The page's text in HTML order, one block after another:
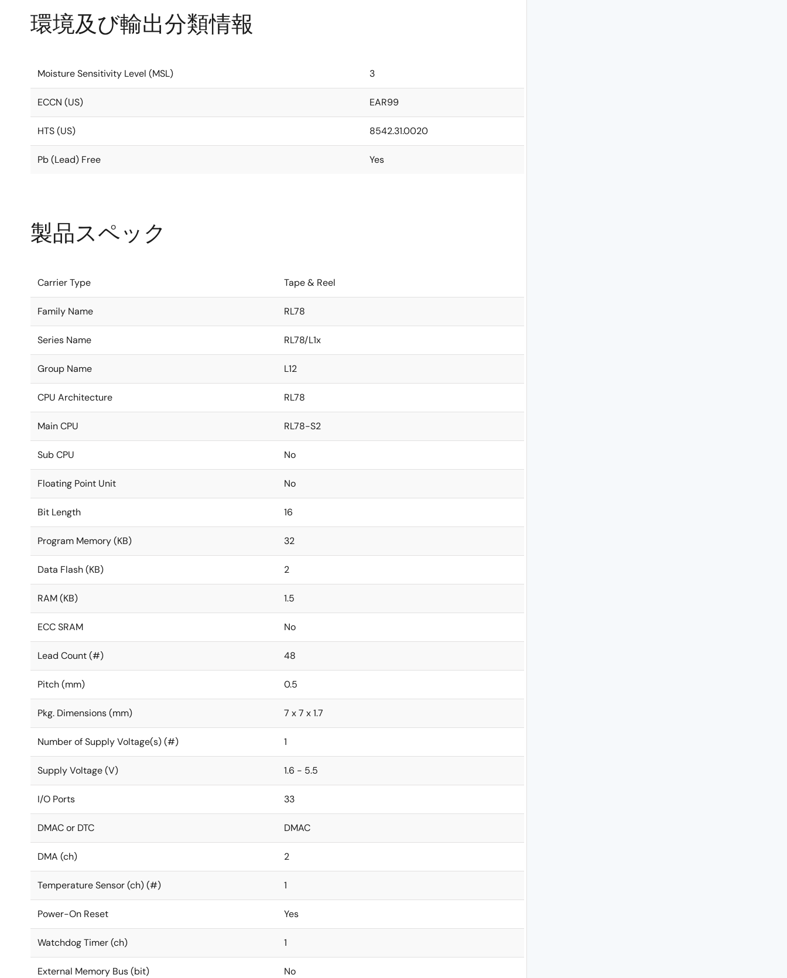
環境及び輸出分類情報
Moisture Sensitivity Level (MSL) 3
ECCN (US) EAR99
HTS (US) 8542.31.0020
Pb (Lead) Free Yes
製品スペック
Carrier Type Tape & Reel
Family Name RL78
Series Name RL78/L1x
Group Name L12
CPU Architecture RL78
Main CPU RL78-S2
Sub CPU No
Floating Point Unit No
Bit Length 16
Program Memory (KB) 32
Data Flash (KB) 2
RAM (KB) 1.5
ECC SRAM No
Lead Count (#) 48
Pitch (mm) 0.5
Pkg. Dimensions (mm) 7 x 7 x 1.7
Number of Supply Voltage(s) (#) 1
Supply Voltage (V) 1.6 - 5.5
I/O Ports 33
DMAC or DTC DMAC
DMA (ch) 2
Temperature Sensor (ch) (#) 1
Power-On Reset Yes
Watchdog Timer (ch) 1
External Memory Bus (bit) No